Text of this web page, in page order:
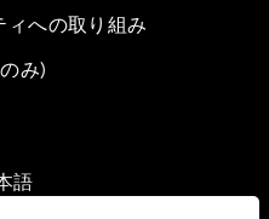
ィへの取り組み
み)
語